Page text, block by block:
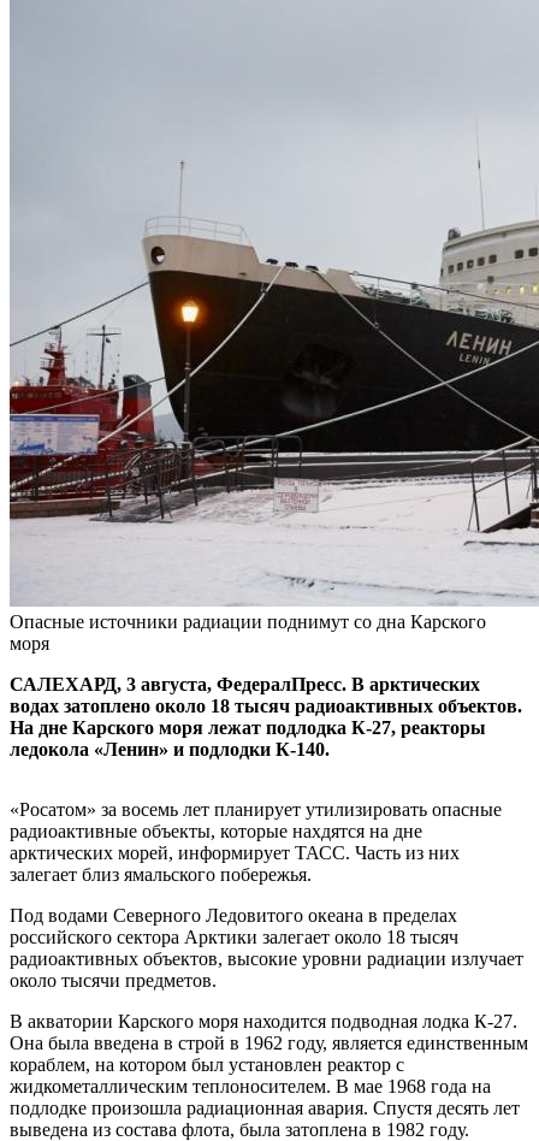
Опасные источники радиации поднимут со дна Карского
моря
САЛЕХАРД, 3 августа, ФедералПресс. В арктических
водах затоплено около 18 тысяч радиоактивных объектов.
На дне Карского моря лежат подлодка К-27, реакторы
ледокола «Ленин» и подлодки К-140.
«Росатом» за восемь лет планирует утилизировать опасные
радиоактивные объекты, которые нахдятся на дне
арктических морей, информирует ТАСС. Часть из них
залегает близ ямальского побережья.
Под водами Северного Ледовитого океана в пределах
российского сектора Арктики залегает около 18 тысяч
радиоактивных объектов, высокие уровни радиации излучает
около тысячи предметов.
В акватории Карского моря находится подводная лодка К-27.
Она была введена в строй в 1962 году, является единственным
кораблем, на котором был установлен реактор с
жидкометаллическим теплоносителем. В мае 1968 года на
подлодке произошла радиационная авария. Спустя десять лет
выведена из состава флота, была затоплена в 1982 году.